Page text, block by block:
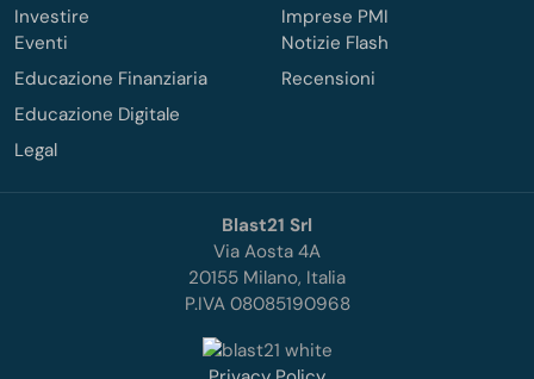
Investire
Imprese PMI
Eventi
Educazione Finanziaria
Educazione Digitale
Legal
Notizie Flash
Recensioni
Blast21 Srl
Via Aosta 4A
20155 Milano, Italia
P.IVA 08085190968